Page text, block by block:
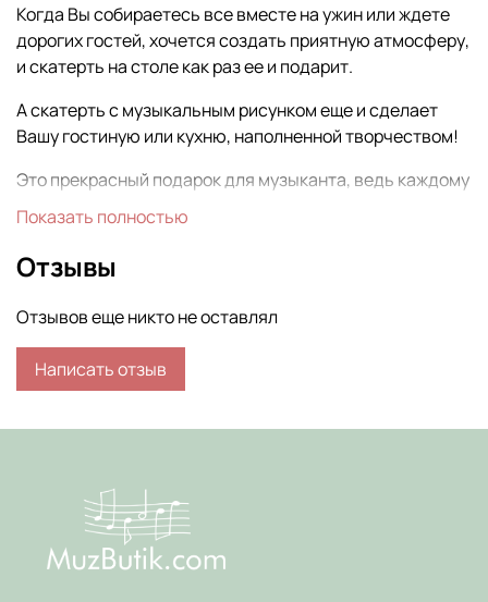
Когда Вы собираетесь все вместе на ужин или ждете
дорогих гостей, хочется создать приятную атмосферу,
и скатерть на столе как раз ее и подарит.
А скатерть с музыкальным рисунком еще и сделает
Вашу гостиную или кухню, наполненной творчеством!
Это прекрасный подарок для музыканта, ведь каждому
человеку хочется наполнить свой дом или класс
вещами, которые бы отражали его интересы.
Показать полностью
Отзывы
Отзывов еще никто не оставлял
Написать отзыв